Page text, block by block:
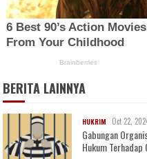
BERITA LAINNYA
HUKRIM Oct 22,
Gabungan
Hukum